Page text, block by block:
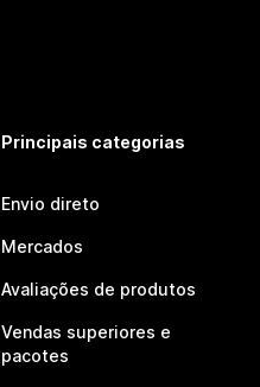
Principais categorias
Envio direto
Mercados
Avaliações de produtos
Vendas superiores e
pacotes